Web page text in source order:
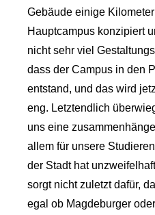
Gebäude einige
Hauptcampus konzipiert
nicht sehr viel
dass der Campus in den
entstand, und das wird
eng. Letztendlich
uns eine
allem für unsere
der Stadt hat
sorgt nicht zuletzt dafür,
egal ob Magdeburger